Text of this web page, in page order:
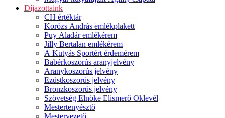
Díjazottaink
CH értéktár
Korózs András emlékplakett
Puy Aladár emlékérem
Jilly Bertalan emlékérem
A Kutyás Sportért érdemérem
Babérkoszorús aranyjelvény
Aranykoszorús jelvény
Ezüstkoszorús jelvény
Bronzkoszorús jelvény
Szövetség Elnöke Elismerő Oklevél
Mestertenyésztő
Mestervezető